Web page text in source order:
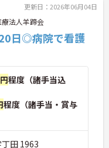
ながら定
に整って
るマネジ
ーへのキ
境で専門
お勧めで
め、各ホ
も携わる
、施設運
エリアマ
直結しま
更新日：2026年06月04日
療法人羊蹄会
日◎病院で看護
程度（諸手当込
程度（諸手当・賞与
田 1963